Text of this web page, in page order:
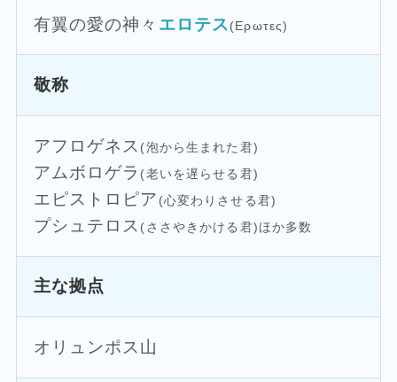
有翼の愛の神々 エロテス(Ερωτες)
敬称
アフロゲネス (泡から生まれた君)
アムボロゲラ (老いを遅らせる君)
エピストロピア (心変わりさせる君)
プシュテロス (ささやきかける君)ほか多数
主な拠点
オリュンポス山